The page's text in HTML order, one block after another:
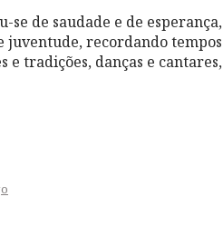
se de saudade e de esperança,
juventude, recordando tempos
e tradições, danças e cantares,